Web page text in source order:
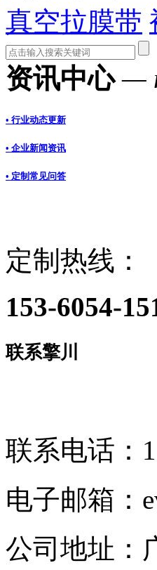
真空拉膜带
资讯中心—
• 行业动态更新
• 企业新闻资讯
• 定制常见问答
定制热线：
153-6054-
联系擎川
联系电话：
电子邮箱：
公司地址：